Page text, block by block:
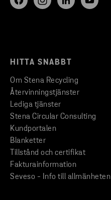
HITTA SNABBT
Om Stena Recycling
Återvinningstjänster
Lediga tjänster
Stena Circular Consulting
Kundportalen
Blanketter
Tillstånd och certifikat
Fakturainformation
Seveso - Info till allmänheten